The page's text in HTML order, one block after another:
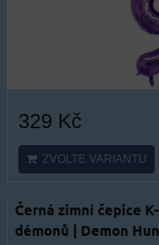
329 Kč
ZVOLTE VARIANTU
Černá zimní čepice
démonů | Demon